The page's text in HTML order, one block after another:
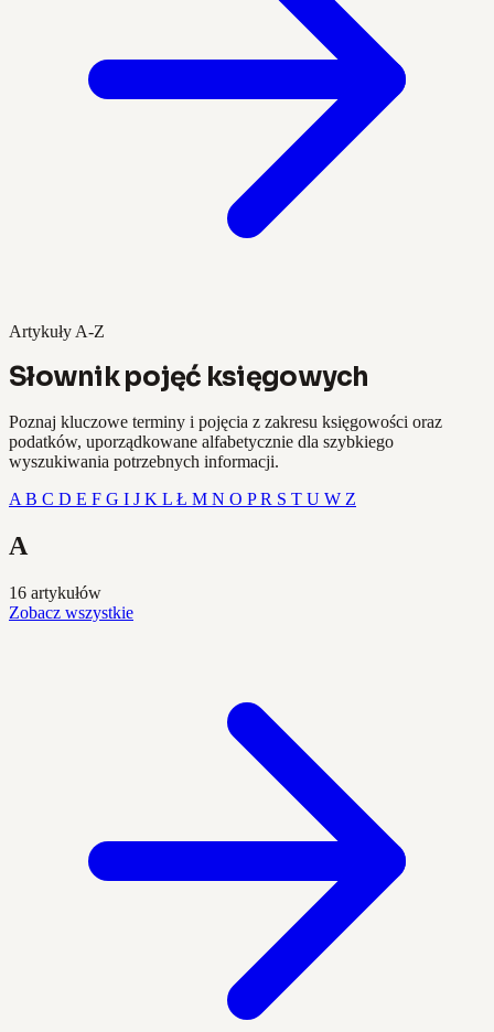
Artykuły A-Z
Słownik pojęć księgowych
Poznaj kluczowe terminy i pojęcia z zakresu księgowości oraz
podatków, uporządkowane alfabetycznie dla szybkiego
wyszukiwania potrzebnych informacji.
A B C D E F G I J K L Ł M N O PR S T U W Z
A
16 artykułów
Zobacz wszystkie